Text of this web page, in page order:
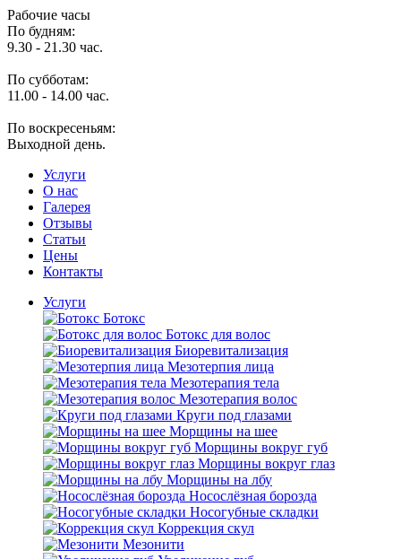
Рабочие часы
По будням:
9.30 - 21.30 час.
По субботам:
11.00 - 14.00 час.
По воскресеньям:
Выходной день.
Услуги
O нас
Галерея
Отзывы
Статьи
Цены
Контакты
Услуги
Ботокс
Ботокс для волос
Биоревитализация
Мезотерпия лица
Мезотерапия тела
Мезотерапия волос
Круги под глазами
Морщины на шее
Морщины вокруг губ
Морщины вокруг глаз
Морщины на лбу
Носослёзная борозда
Носогубные складки
Коррекция скул
Мезонити